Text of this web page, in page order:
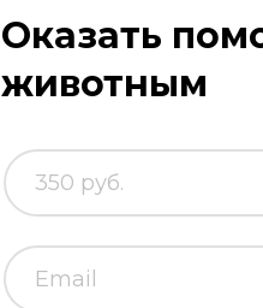
Оказать
животным